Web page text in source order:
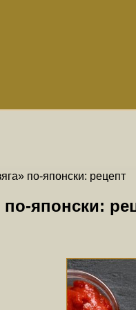
по-японски: рецепт
японски: